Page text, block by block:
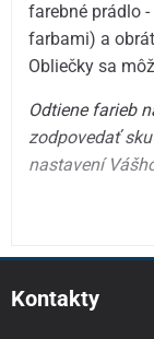
farebné prádlo
farbami) a
Obliečky sa
Odtiene farieb
zodpovedať
nastavení
Kontakty